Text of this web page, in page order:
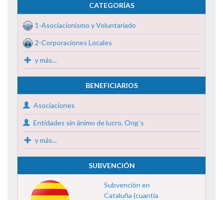
CATEGORÍAS
1-Asociacionismo y Voluntariado
2-Corporaciones Locales
y más...
BENEFICIARIOS
Asociaciones
Entidades sin ánimo de lucro, Ong´s
y más...
SUBVENCIÓN
Subvención en
Cataluña (cuantía